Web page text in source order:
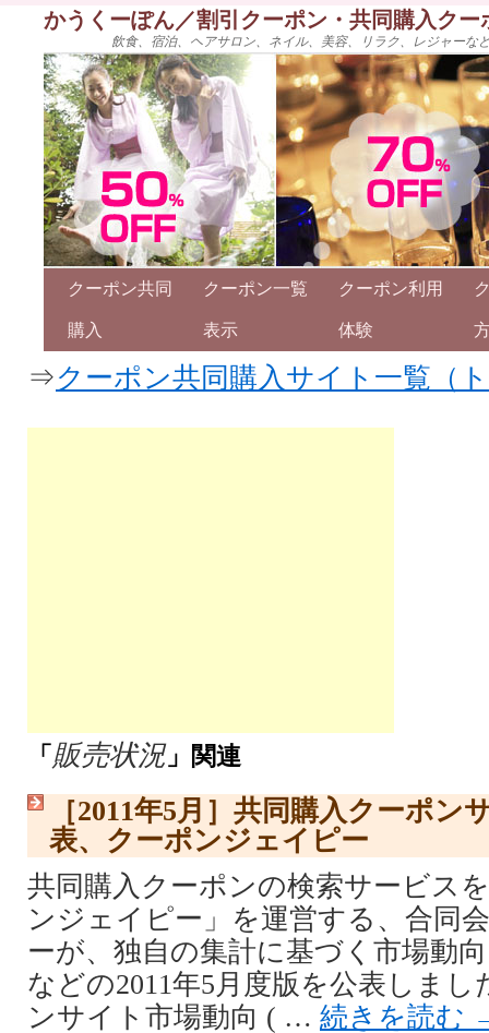
かうくーぽん／割引クーポン・共同購入ク
飲食、宿泊、ヘアサロン、ネイル、美容、リラク、レジャー
クーポン共同
購入
クーポン一覧
表示
クーポン利用
体験
⇒クーポン共同購入サイト一覧（
「 販売状況 」関連
［2011年5月］共同購入クーポン
表、クーポンジェイピー
共同購入クーポンの検索サービス
ンジェイピー」を運営する、合同
ーが、独自の集計に基づく市場動
などの2011年5月度版を公表しま
ンサイト市場動向 ( … 続きを読む